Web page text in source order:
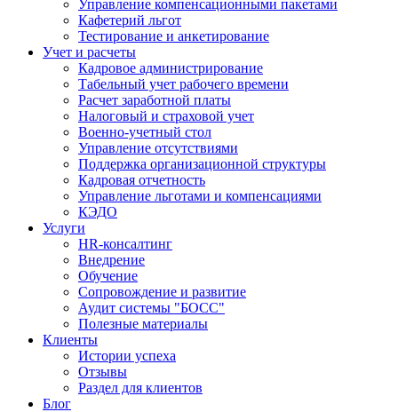
Управление компенсационными пакетами
Кафетерий льгот
Тестирование и анкетирование
Учет и расчеты
Кадровое администрирование
Табельный учет рабочего времени
Расчет заработной платы
Налоговый и страховой учет
Военно-учетный стол
Управление отсутствиями
Поддержка организационной структуры
Кадровая отчетность
Управление льготами и компенсациями
КЭДО
Услуги
HR-консалтинг
Внедрение
Обучение
Сопровождение и развитие
Аудит системы "БОСС"
Полезные материалы
Клиенты
Истории успеха
Отзывы
Раздел для клиентов
Блог